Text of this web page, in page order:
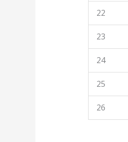
22
23
24
25
26